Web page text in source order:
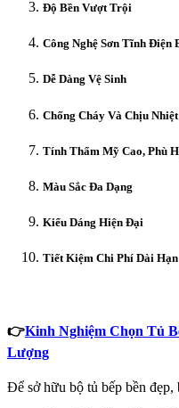
Độ Bền Vượt Trội
Công Nghệ Sơn Tĩnh Điện
Dễ Dàng Vệ Sinh
Chống Cháy Và Chịu
Tính Thẩm Mỹ Cao, Phù
Màu Sắc Đa Dạng
Kiểu Dáng Hiện Đại
Tiết Kiệm Chi Phí Dài Hạn
👉Kinh Nghiệm Chọn Tủ
Lượng
Để sở hữu bộ tủ bếp bền đẹp,